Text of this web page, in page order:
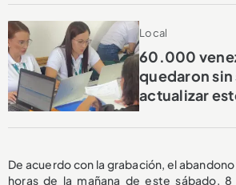
Local
60.000
quedaron
actualizar
De acuerdo con la grabación, el
horas de la mañana de este sábado,